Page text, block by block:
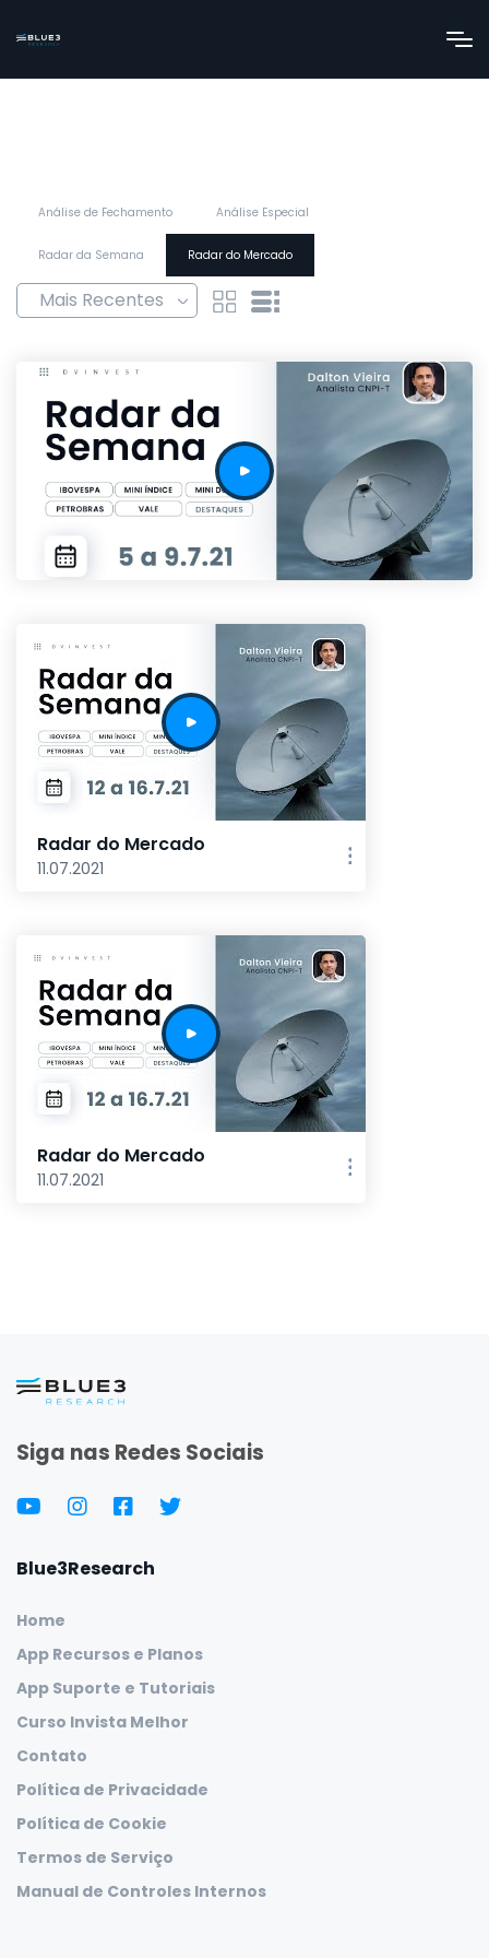
Análise de Fechamento Análise Especial
Radar da Semana Radar do Mercado
Radar do Mercado
11.07.2021
Radar do Mercado
11.07.2021
Siga nas Redes Sociais
Blue3Research
Home
App Recursos e Planos
App Suporte e Tutoriais
Curso Invista Melhor
Contato
Política de Privacidade
Política de Cookie
Termos de Serviço
Manual de Controles Internos